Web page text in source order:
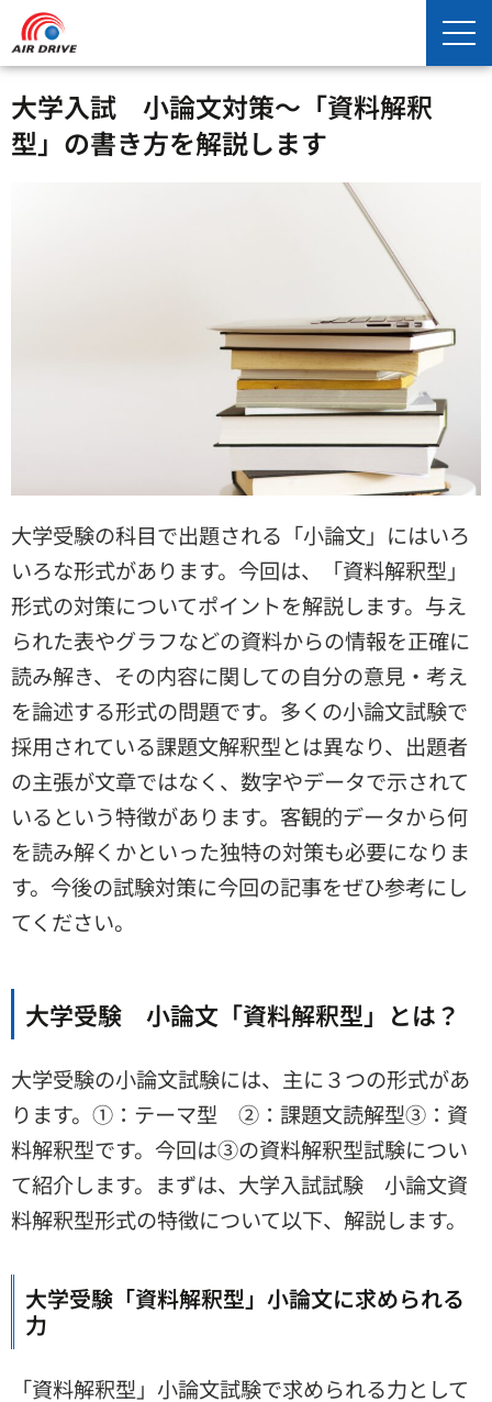
大学入試 小論文対策～「資料解釈
型」の書き方を解説します
大学受験の科目で出題される「小論文」にはいろ
いろな形式があります。今回は、「資料解釈型」
形式の対策についてポイントを解説します。与え
られた表やグラフなどの資料からの情報を正確に
読み解き、その内容に関しての自分の意見・考え
を論述する形式の問題です。多くの小論文試験で
採用されている課題文解釈型とは異なり、出題者
の主張が文章ではなく、数字やデータで示されて
いるという特徴があります。客観的データから何
を読み解くかといった独特の対策も必要になりま
す。今後の試験対策に今回の記事をぜひ参考にし
てください。
大学受験 小論文「資料解釈型」とは？
大学受験の小論文試験には、主に３つの形式があ
ります。①：テーマ型 ②：課題文読解型③：資
料解釈型です。今回は③の資料解釈型試験につい
て紹介します。まずは、大学入試試験 小論文資
料解釈型形式の特徴について以下、解説します。
大学受験「資料解釈型」小論文に求められる
力
「資料解釈型」小論文試験で求められる力として